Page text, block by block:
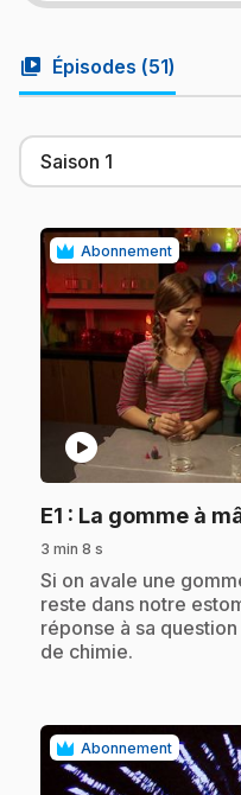
video_library Épisodes (51)
Abonnement
play_circle
E1 : La gomme à
3 min 8 s
.Si on avale une
reste dans notre
réponse à sa
de chimie.
Abonnement